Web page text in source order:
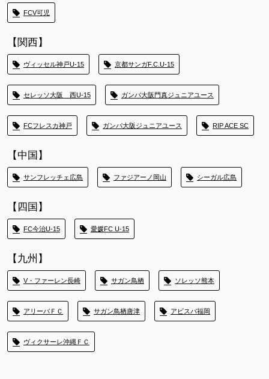
FCV可児
【関西】
ヴィッセル神戸U-15 京都サンガF.C.U-15
セレッソ大阪 西U-15 ガンバ大阪門真ジュニアユース
FCフレスカ神戸 ガンバ大阪ジュニアユース RIP ACE SC
【中国】
サンフレッチェ広島 ファジアーノ岡山 シーガル広島
【四国】
FC今治U-15 愛媛FC U-15
【九州】
V・ファーレン長崎 サガン鳥栖 ソレッソ熊本
アリーバＦＣ サガン鳥栖唐津 アビスパ福岡
ヴィクサーレ沖縄ＦＣ